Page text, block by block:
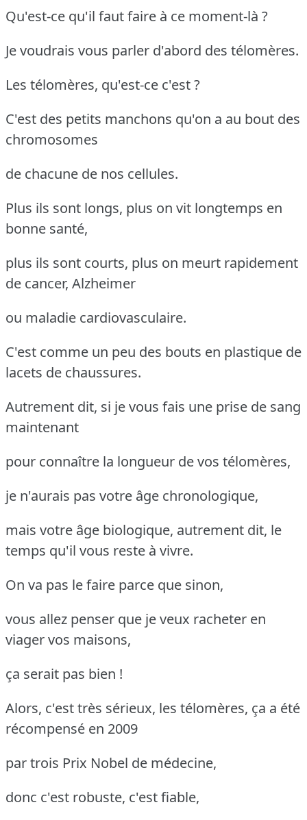
Qu'est-ce qu'il faut faire à ce moment-là ?
Je voudrais vous parler d'abord des télomères.
Les télomères, qu'est-ce c'est ?
C'est des petits manchons qu'on a au bout des
chromosomes
de chacune de nos cellules.
Plus ils sont longs, plus on vit longtemps en
bonne santé,
plus ils sont courts, plus on meurt rapidement
de cancer, Alzheimer
ou maladie cardiovasculaire.
C'est comme un peu des bouts en plastique de
lacets de chaussures.
Autrement dit, si je vous fais une prise de sang
maintenant
pour connaître la longueur de vos télomères,
je n'aurais pas votre âge chronologique,
mais votre âge biologique, autrement dit, le
temps qu'il vous reste à vivre.
On va pas le faire parce que sinon,
vous allez penser que je veux racheter en
viager vos maisons,
ça serait pas bien !
Alors, c'est très sérieux, les télomères, ça a été
récompensé en 2009
par trois Prix Nobel de médecine,
donc c'est robuste, c'est fiable,